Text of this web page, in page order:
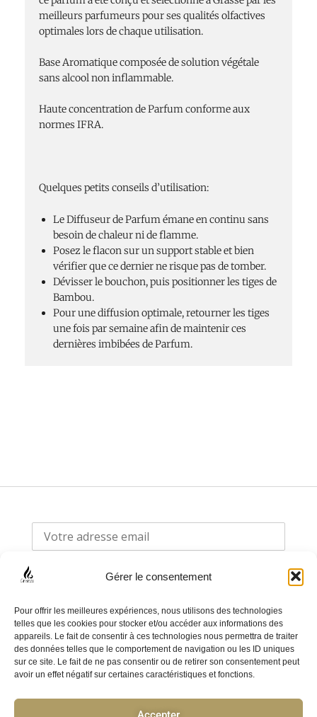
Gérer le consentement
Pour offrir les meilleures expériences, nous utilisons des technologies
telles que les cookies pour stocker et/ou accéder aux informations des
appareils. Le fait de consentir à ces technologies nous permettra de traiter
des données telles que le comportement de navigation ou les ID uniques
sur ce site. Le fait de ne pas consentir ou de retirer son consentement peut
avoir un effet négatif sur certaines caractéristiques et fonctions.
meilleurs parfumeurs pour ses qualités olfactives
optimales lors de chaque utilisation.
Base Aromatique composée de solution végétale
sans alcool non inflammable.
Haute concentration de Parfum conforme aux
normes IFRA.
Quelques petits conseils d’utilisation:
Le Diffuseur de Parfum émane en continu sans
besoin de chaleur ni de flamme.
Posez le flacon sur un support stable et bien
vérifier que ce dernier ne risque pas de tomber.
Dévisser le bouchon, puis positionner les tiges de
Bambou.
Pour une diffusion optimale, retourner les tiges
une fois par semaine afin de maintenir ces
dernières imbibées de Parfum.
F
a
e
I
n
t